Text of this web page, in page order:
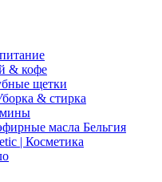
& кофе
щетки
& стирка
масла Бельгия
| Косметика